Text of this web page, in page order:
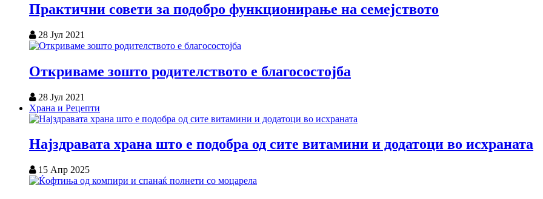
Практични совети за подобро функционирање на семејството
28 Јул 2021
Откриваме зошто родителството е благосостојба
28 Јул 2021
Храна и Рецепти
Најздравата храна што е подобра од сите витамини и додатоци во исхраната
15 Апр 2025